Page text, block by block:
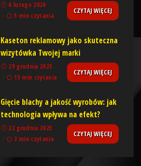
6 lutego 2026
5 min czytania
CZYTAJ WIĘCEJ
Kaseton reklamowy jako skuteczna
wizytówka Twojej marki
29 grudnia 2025
15 min czytania
CZYTAJ WIĘCEJ
Gięcie blachy a jakość wyrobów: jak
technologia wpływa na efekt?
22 grudnia 2025
3 min czytania
CZYTAJ WIĘCEJ